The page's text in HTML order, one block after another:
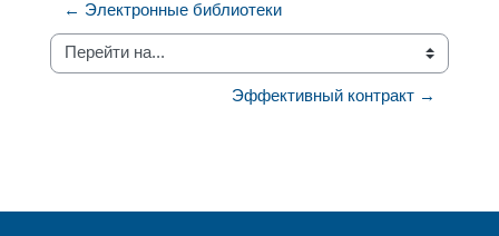
← Электронные библиотеки
Перейти на...
Эффективный контракт →